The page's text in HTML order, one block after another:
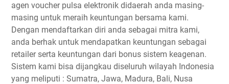
agen voucher pulsa elektronik didaerah anda masing-
masing untuk meraih keuntungan bersama kami.
Dengan mendaftarkan diri anda sebagai mitra kami,
anda berhak untuk mendapatkan keuntungan sebagai
retailer serta keuntungan dari bonus sistem keagenan.
Sistem kami bisa dijangkau diseluruh wilayah Indonesia
yang meliputi : Sumatra, Jawa, Madura, Bali, Nusa